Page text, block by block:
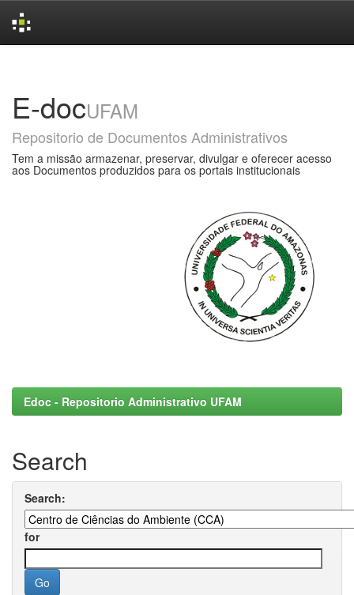
E-docUFAM
Repositorio de Documentos Administrativos
Tem a missão armazenar, preservar, divulgar e oferecer acesso
aos Documentos produzidos para os portais institucionais
Edoc - Repositorio Administrativo UFAM
Search
Search:
for